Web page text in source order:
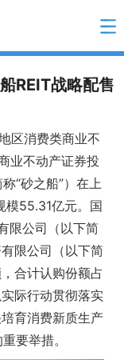
REIT战略配售
消费类商业不
业不动产证券投
“砂之船”）在上
模55.31亿元。国
限公司（以下简
限公司（以下简
合计认购份额占
际行动贯彻落实
育消费新质生产
要举措。